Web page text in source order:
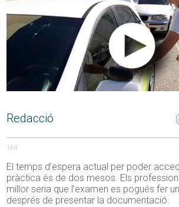
Redacció
164
El temps d’espera actual per poder
pràctica és de dos mesos. Els
millor seria que l’examen es pogués fer
després de presentar la documentació.